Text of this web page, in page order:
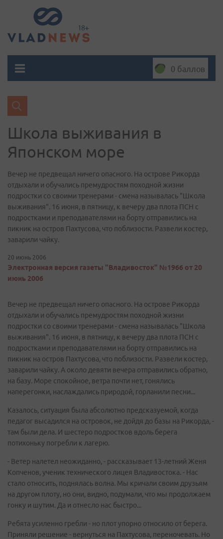
0 баллов
Школа выживания в
Японском море
Вечер не предвещал ничего опасного. На острове Рикорда
отдыхали и обучались премудростям походной жизни
подростки со своими тренерами - смена называлась "Школа
выживания". 16 июня, в пятницу, к вечеру два плота ПСН с
подростками и преподавателями на борту отправились на
пикник на остров Пахтусова, что поблизости. Развели костер,
заварили чайку.
20 июнь 2006
Электронная версия газеты "Владивосток" №1966 от 20
июнь 2006
Вечер не предвещал ничего опасного. На острове Рикорда
отдыхали и обучались премудростям походной жизни
подростки со своими тренерами - смена называлась "Школа
выживания". 16 июня, в пятницу, к вечеру два плота ПСН с
подростками и преподавателями на борту отправились на
пикник на остров Пахтусова, что поблизости. Развели костер,
заварили чайку. А около девяти вечера отправились обратно,
на базу. Море спокойное, ветра почти нет, гонялись
наперегонки, наслаждались природой, горланили песни...
Казалось, ситуация была абсолютно предсказуемой, когда
педагог высадился на островок, не дойдя до базы на Рикорда, -
там были дела. И шестеро подростков вдоль берега
потихоньку погребли к лагерю.
- Ветер налетел неожиданно, - рассказывает 13-летний Женя
Копченов, ученик технического лицея Владивостока. - Нас
стало относить, поднялась волна. Мы кричали своим друзьям
на другом плоту, но они, видно, подумали, что мы продолжаем
гонку и шутим. Да и отнесло нас быстро...
Ребята усиленно гребли - но плот упорно относило от берега.
Приняли решение - вернуться на Пахтусова, переночевать. Но